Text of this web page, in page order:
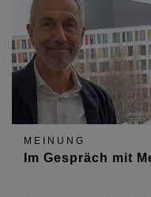
MEINUNG
Im Gespräch mit